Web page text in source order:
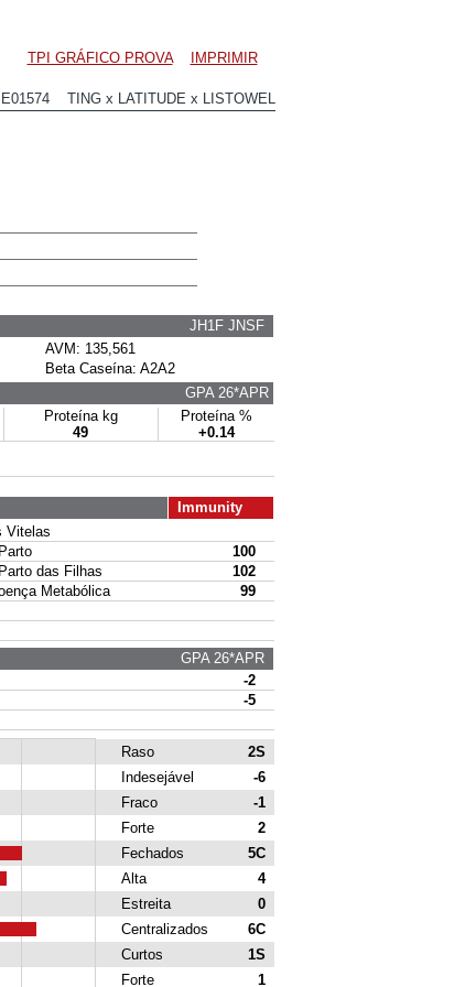
TPI GRÁFICO PROVA IMPRIMIR
TING x LATITUDE x LISTOWEL
JH1F JNSF
AVM: 135,561
Beta Caseína: A2A2
GPA 26*APR
Proteína kg
49
Proteína %
+0.14
Immunity
Vitelas
100
das Filhas
102
Metabólica
99
GPA 26*APR
-2
-5
Raso
2S
Indesejável
-6
Fraco
-1
Forte
2
Fechados
5C
Alta
4
Estreita
0
Centralizados
6C
Curtos
1S
Forte 1